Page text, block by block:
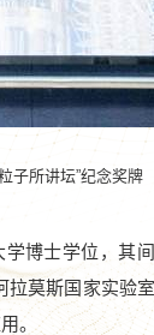
子所讲坛”纪念奖牌
博士学位，其
莫斯国家实验
。